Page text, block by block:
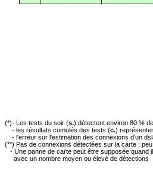
(*)- Les tests du soir (s.) détectent environ 80 %
- les résultats cumulés des tests (c.)
- l'erreur sur l'estimation des connexions d'un
(**) Pas de connexions détectées sur la carte :
- Une panne de carte peut être supposée quand
avec un nombre moyen ou élevé de détections